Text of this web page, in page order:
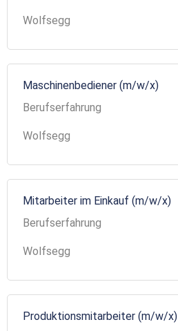
Wolfsegg
Maschinenbediener (m/w/x)
Berufserfahrung
Wolfsegg
Mitarbeiter im Einkauf (m/w/x)
Berufserfahrung
Wolfsegg
Produktionsmitarbeiter (m/w/x)